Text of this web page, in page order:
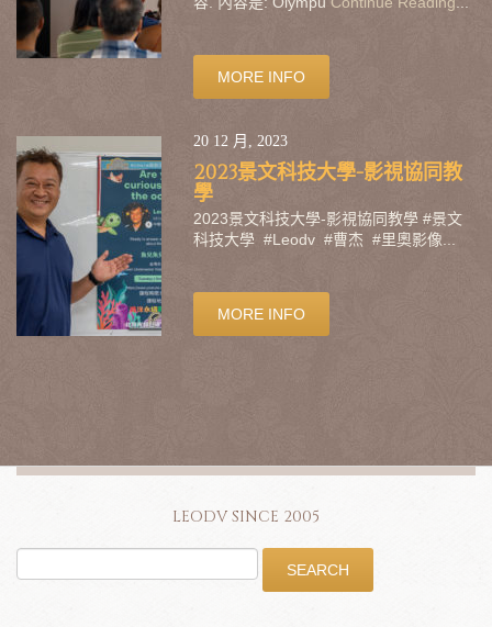
MORE INFO
20 12 月, 2023
2023景文科技大學-影視協同教
學
2023景文科技大學-影視協同教學 #景文
科技大學 #Leodv #曹杰 #里奧影像...
MORE INFO
LEODV SINCE 2005